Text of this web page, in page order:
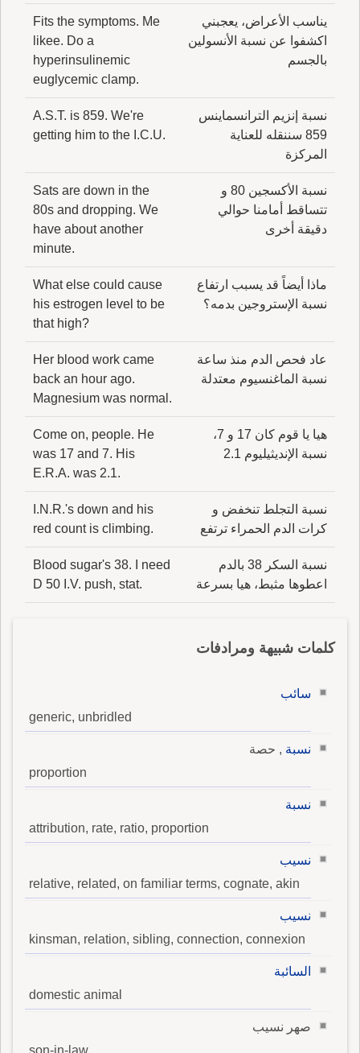
يناسب الأعراض، يعجبني
اكشفوا عن نسبة الأنسولين
بالجسم
Fits the symptoms. Me
likee. Do a
hyperinsulinemic
euglycemic clamp.
نسبة إنزيم الترانسماينس
859 سننقله للعناية
المركزة
A.S.T. is 859. We're
getting him to the I.C.U.
نسبة الأكسجين 80 و
تتساقط أمامنا حوالي
دقيقة أخرى
Sats are down in the
80s and dropping. We
have about another
minute.
ماذا أيضاً قد يسبب ارتفاع
نسبة الإستروجين بدمه؟
What else could cause
his estrogen level to be
that high?
عاد فحص الدم منذ ساعة
نسبة الماغنسيوم معتدلة
Her blood work came
back an hour ago.
Magnesium was normal.
هيا يا قوم كان 17 و 7،
نسبة الإنديثيليوم 2.1
Come on, people. He
was 17 and 7. His
E.R.A. was 2.1.
نسبة التجلط تنخفض و
كرات الدم الحمراء ترتفع
I.N.R.'s down and his
red count is climbing.
نسبة السكر 38 بالدم
اعطوها مثبط، هيا بسرعة
Blood sugar's 38. I need
D 50 I.V. push, stat.
كلمات شبيهة ومرادفات
سائب
generic, unbridled
نسبة , حصة
proportion
نسبة
attribution, rate, ratio, proportion
نسيب
relative, related, on familiar terms, cognate, akin
نسيب
kinsman, relation, sibling, connection, connexion
السائبة
domestic animal
صهر نسيب